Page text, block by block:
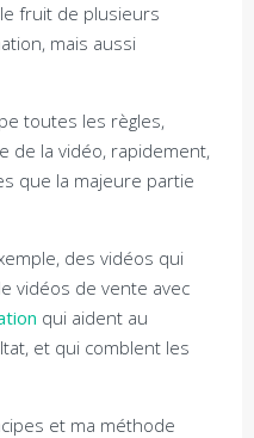
fruit de plusieurs
mais aussi
toutes les règles,
de la vidéo, rapidement,
que la majeure partie
des vidéos qui
vidéos de vente avec
qui aident au
et qui comblent les
et ma méthode